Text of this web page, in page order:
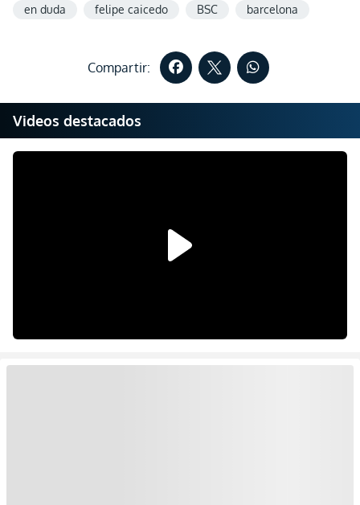
en duda felipe caicedo BSC barcelona
Compartir:
Videos destacados